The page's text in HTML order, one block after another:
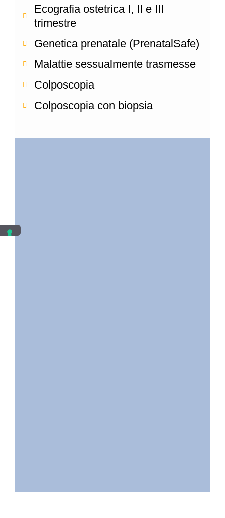
Ecografia ostetrica I, II e III
trimestre
Genetica prenatale (PrenatalSafe)
Malattie sessualmente trasmesse
Colposcopia
Colposcopia con biopsia